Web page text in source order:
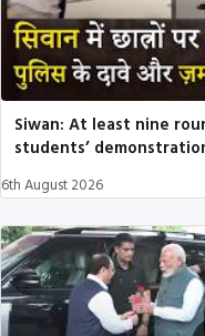
Siwan: At least nine
students’
6th August 2026